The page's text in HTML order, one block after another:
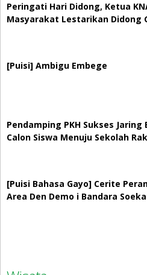
Peringati Hari Didong, Ketua
Masyarakat Lestarikan Didong
[Puisi] Ambigu Embege
Pendamping PKH Sukses Jaring
Calon Siswa Menuju Sekolah
[Puisi Bahasa Gayo] Cerite
Area Den Demo i Bandara